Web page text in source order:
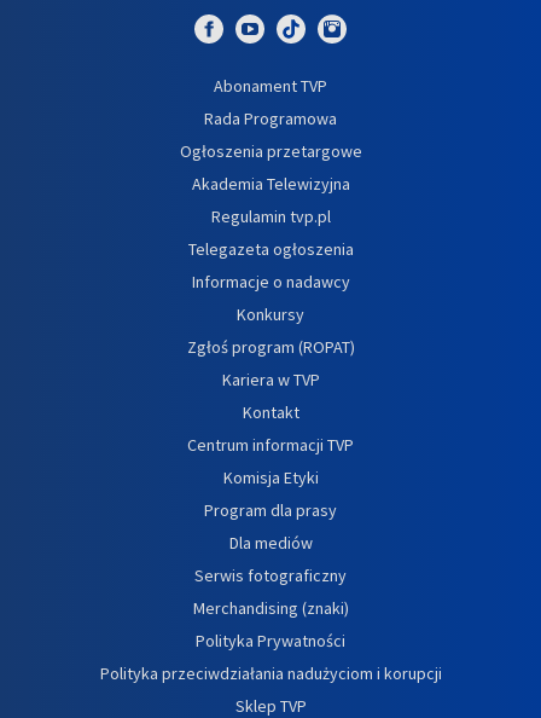
Abonament TVP
Rada Programowa
Ogłoszenia przetargowe
Akademia Telewizyjna
Regulamin tvp.pl
Telegazeta ogłoszenia
Informacje o nadawcy
Konkursy
Zgłoś program (ROPAT)
Kariera w TVP
Kontakt
Centrum informacji TVP
Komisja Etyki
Program dla prasy
Dla mediów
Serwis fotograficzny
Merchandising (znaki)
Polityka Prywatności
Polityka przeciwdziałania nadużyciom i korupcji
Sklep TVP